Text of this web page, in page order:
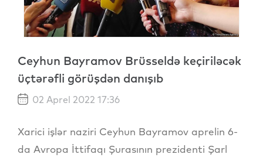
Ceyhun Bayramov Brüsseldə keçiriləcək
üçtərəfli görüşdən danışıb
02 Aprel 2022 17:36
Xarici işlər naziri Ceyhun Bayramov aprelin 6-
da Avropa İttifaqı Şurasının prezidenti Şarl